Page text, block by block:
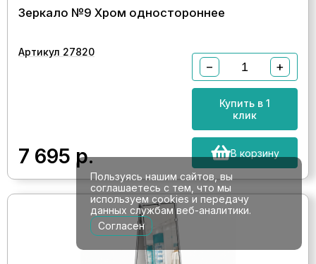
Зеркало №9 Хром одностороннее
Артикул 27820
7 695 р.
− +
Купить в 1
клик
В корзину
Пользуясь нашим сайтов, вы
соглашаетесь с тем, что мы
используем cookies и передачу
данных службам веб-аналитики.
Согласен